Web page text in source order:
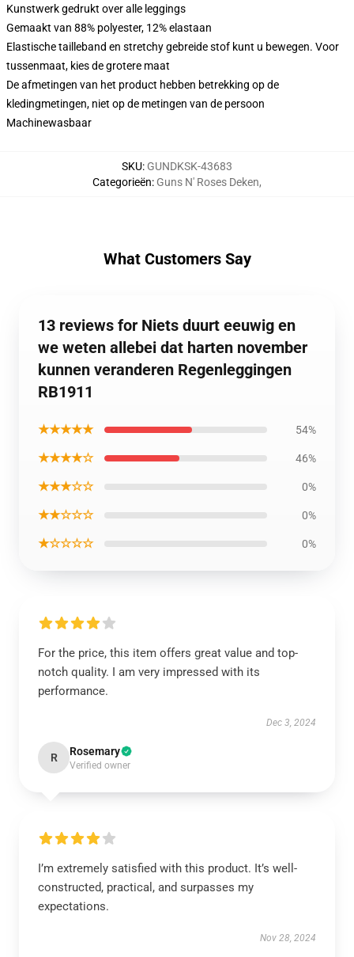
Kunstwerk gedrukt over alle leggings
Gemaakt van 88% polyester, 12% elastaan
Elastische tailleband en stretchy gebreide stof kunt u bewegen. Voor
tussenmaat, kies de grotere maat
De afmetingen van het product hebben betrekking op de
kledingmetingen, niet op de metingen van de persoon
Machinewasbaar
SKU: GUNDKSK-43683
Categorieën: Guns N' Roses Deken,
What Customers Say
13 reviews for Niets duurt eeuwig en
we weten allebei dat harten november
kunnen veranderen Regenleggingen
RB1911
★★★★★ 54%
★★★★☆ 46%
★★★☆☆ 0%
★★☆☆☆ 0%
★☆☆☆☆ 0%
For the price, this item offers great value and top-
notch quality. I am very impressed with its
performance.
Dec 3, 2024
R Rosemary
Verified owner
I’m extremely satisfied with this product. It’s well-
constructed, practical, and surpasses my
expectations.
Nov 28, 2024